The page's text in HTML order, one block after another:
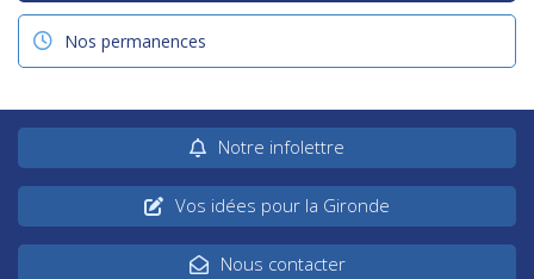
Nos permanences
Notre infolettre
Vos idées pour la Gironde
Nous contacter